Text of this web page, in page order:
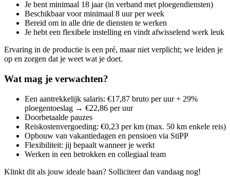
Je bent minimaal 18 jaar (in verband met ploegendiensten)
Beschikbaar voor minimaal 8 uur per week
Bereid om in alle drie de diensten te werken
Je hebt een flexibele instelling en vindt afwisselend werk leuk
Ervaring in de productie is een pré, maar niet verplicht; we leiden je
op en zorgen dat je weet wat je doet.
Wat mag je verwachten?
Een aantrekkelijk salaris: €17,87 bruto per uur + 29%
ploegentoeslag → €22,86 per uur
Doorbetaalde pauzes
Reiskostenvergoeding: €0,23 per km (max. 50 km enkele reis)
Opbouw van vakantiedagen en pensioen via StiPP
Flexibiliteit: jij bepaalt wanneer je werkt
Werken in een betrokken en collegiaal team
Klinkt dit als jouw ideale baan? Solliciteer dan vandaag nog!